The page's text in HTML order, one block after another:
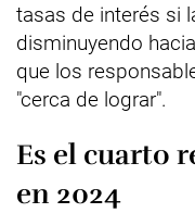
tasas de interés si
disminuyendo
que los
"cerca de lograr".
Es el cuarto
en 2024